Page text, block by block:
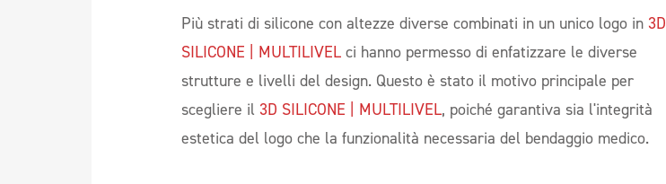
Più strati di silicone con altezze diverse combinati in un unico logo in 3D
SILICONE | MULTILIVEL ci hanno permesso di enfatizzare le diverse
strutture e livelli del design. Questo è stato il motivo principale per
scegliere il 3D SILICONE | MULTILIVEL, poiché garantiva sia l'integrità
estetica del logo che la funzionalità necessaria del bendaggio medico.